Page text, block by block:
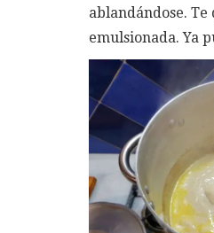
ablandándose.
emulsionada. Ya